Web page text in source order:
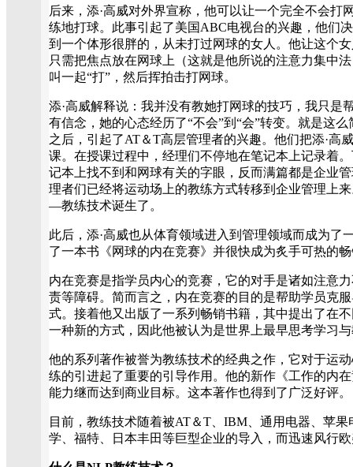
后来，添·高威对外界宣称，他可以让一个完全不会打
练地打球。此事引起了美国ABC电视台的兴趣，他们
到一个体形很胖的，从未打过网球的女人。他让这个
只需把焦点放在网球上（这就是他所说的注意力集中
叫一起“打”，然后挥拍击打网球。
添·高威解释说：我并没有教她打网球的技巧，我只是
有信念，她的心态经历了“不会”到“会”转变。就是这
之后，引起了AT＆T高层管理者的兴趣。他们把添·高
课。在授课过程中，经理们不停地在笔记本上记录着
记本上找不到和网球有关的字眼，反而满篇都是企业
理者们已经将运动场上的教练方式转移到企业管理上
—教练技术诞生了。
此后，添·高威也从体育领域进入到管理领域而成为了
了一本书《网球的内在竞赛》并很快成为炙手可热的
内在竞赛是指学员内心的竞赛，它的对手是诸如注意
责等障碍。简而言之，内在竞赛的目的是帮助学员克
式。接着他又出版了一系列畅销书籍，其中提出了在
一种新的方式，因此他被认为是世界上最早思考学习
他的系列著作被誉为教练技术的经典之作，它对于运
练的引进起了重要的引导作用。他的新作《工作的内
能力继而达到商业目标。这本著作也得到了广泛好评。
目前，教练技术随着被AT＆T、IBM、通用电器、苹
学、福特、日本丰田等巨型企业的导入，而迅速风行